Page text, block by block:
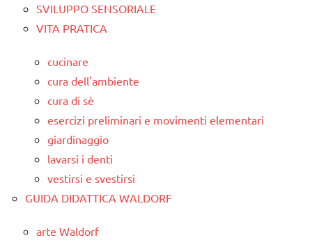
SVILUPPO SENSORIALE
VITA PRATICA
cucinare
cura dell'ambiente
cura di sè
esercizi preliminari e movimenti elementari
giardinaggio
lavarsi i denti
vestirsi e svestirsi
GUIDA DIDATTICA WALDORF
arte Waldorf